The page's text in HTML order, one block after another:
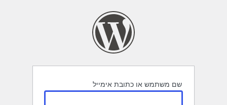
שם משתמש או כתובת אימייל